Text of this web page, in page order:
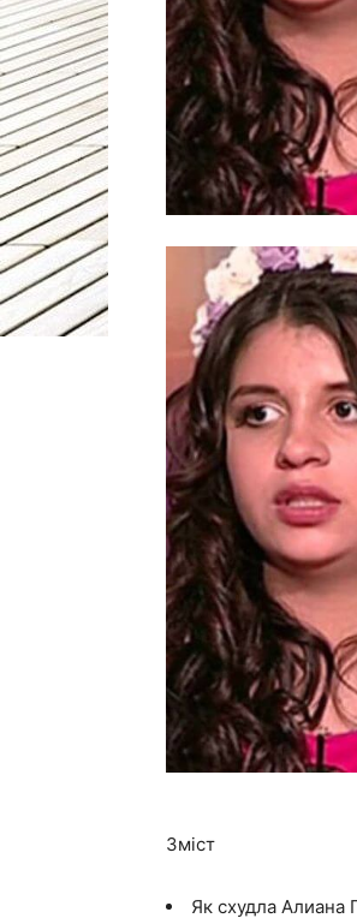
Зміст
Як схудла Алиана